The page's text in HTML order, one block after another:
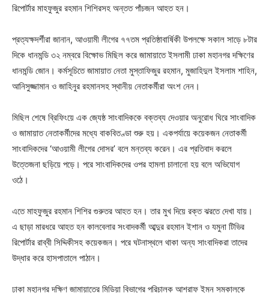
রিপোর্টার মাহফুজুর রহমান শিশিরসহ অন্তত পাঁচজন আহত হন।
প্রত্যক্ষদর্শীরা জানান, আওয়ামী লীগের ৭৭তম প্রতিষ্ঠাবার্ষিকী উপলক্ষে সকাল সাড়ে ৮টার
দিকে ধানমন্ডি ৩২ নম্বরে বিক্ষোভ মিছিল করে জামায়াতে ইসলামী ঢাকা মহানগর দক্ষিণের
ধানমন্ডি জোন। কর্মসূচিতে জামায়াত নেতা মুস্তাফিজুর রহমান, মুজাহিদুল ইসলাম শাহিন,
আনিসুজ্জামান ও জাহিনুর রহমানসহ স্থানীয় নেতাকর্মীরা অংশ নেন।
মিছিল শেষে ব্রিফিংয়ে এক জ্যেষ্ঠ সাংবাদিককে বক্তব্য দেওয়ার অনুরোধ ঘিরে সাংবাদিক
ও জামায়াত নেতাকর্মীদের মধ্যে বাকবিতণ্ডা শুরু হয়। একপর্যায়ে কয়েকজন নেতাকর্মী
সাংবাদিকদের ‘আওয়ামী লীগের দোসর’ বলে মন্তব্য করেন। এর প্রতিবাদ করলে
উত্তেজনা ছড়িয়ে পড়ে। পরে সাংবাদিকদের ওপর হামলা চালানো হয় বলে অভিযোগ
ওঠে।
এতে মাহফুজুর রহমান শিশির গুরুতর আহত হন। তার মুখ দিয়ে রক্ত ঝরতে দেখা যায়।
এ ছাড়া মারধরে আহত হন কালবেলার সংবাদকর্মী আব্দুর রহমান ইশান ও যমুনা টিভির
রিপোর্টার রাব্বী সিদ্দিকীসহ কয়েকজন। পরে ঘটনাস্থলে থাকা অন্য সাংবাদিকরা তাদের
উদ্ধার করে হাসপাতালে পাঠান।
ঢাকা মহানগর দক্ষিণ জামায়াতের মিডিয়া বিভাগের পরিচালক আশরাফ ইমন সমকালকে